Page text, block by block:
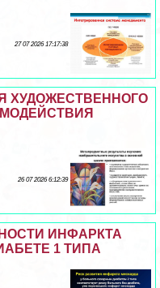
27 07 2026 17:17:38
ХУДОЖЕСТВЕННОГО
26 07 2026 6:12:39
ИНФАРКТА
1 ТИПА